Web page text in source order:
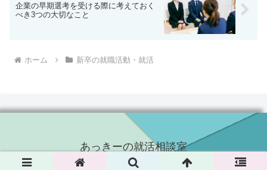
企業の早期選考を受ける際に考えておく
べき3つの大切なこと
ホーム 新卒の就職活動・就活
あっきーの就活相談室
Copyright © 2015-2026 あっきーの就活相談室 All Rights Reserved.